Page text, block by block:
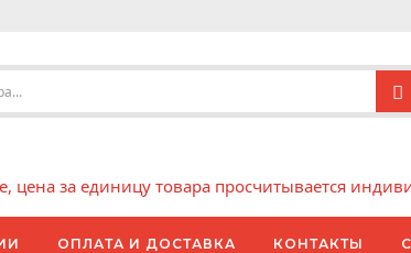
за единицу товара просчитывается
ОПЛАТА И ДОСТАВКА КОНТАКТЫ